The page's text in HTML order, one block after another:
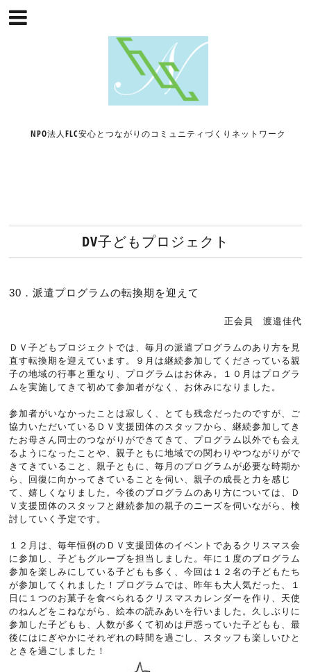
NPO法人FLC安心とつながりのコミュニティづくりネットワーク
DV子どもプロジェクト
30．派遣プログラムの転換期を迎えて
正会員 渡邉佳代
ＤＶ子どもプロジェクトでは、毎月の派遣プログラムのあり方を見
直す転換期を迎えています。９月は継続参加してくださっている親
子の地域の行事と重なり、プログラムはお休み。１０月はプログラ
ムを実施してきて初めて参加者がなく、お休みになりました。
参加者がいなかったことは寂しく、とても残念だったのですが、ご
協力いただいているＤＶ支援団体のスタッフから、継続参加してき
たお母さん同士のつながりができてきて、プログラム以外でも会え
るようになったことや、親子ともに地域での関わりやつながりがで
きてきていること、親子ともに、毎月のプログラムが必要な時期か
ら、回復に向かってきていることを伺い、親子の成長と力を感じ
て、嬉しくなりました。今後のプログラムのあり方については、Ｄ
Ｖ支援団体のスタッフと継続参加の親子のニーズを伺いながら、検
討していく予定です。
１２月は、毎年恒例のＤＶ支援団体のイベントであるクリスマス会
に参加し、子どもグループを担当しました。年に１度のプログラム
参加を楽しみにしている子どもも多く、今回は１２名の子どもたち
が参加してくれました！プログラムでは、昨年も大人気だった、１
日に１つのお菓子を食べられるクリスマスカレンダーを作り、天使
のねんどをこねながら、絵本の読みあいを行いました。久しぶりに
参加した子どもも、人数が多くて初めは戸惑っていた子どもも、最
後にはにぎやかにそれぞれの時間を過ごし、スタッフも楽しいひと
ときを過ごしました！